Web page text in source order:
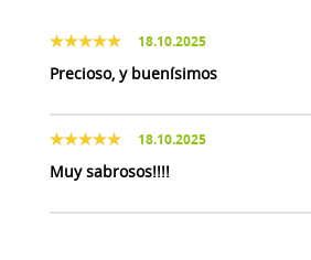
18.10.2025
Precioso, y buenísimos
18.10.2025
Muy sabrosos!!!!